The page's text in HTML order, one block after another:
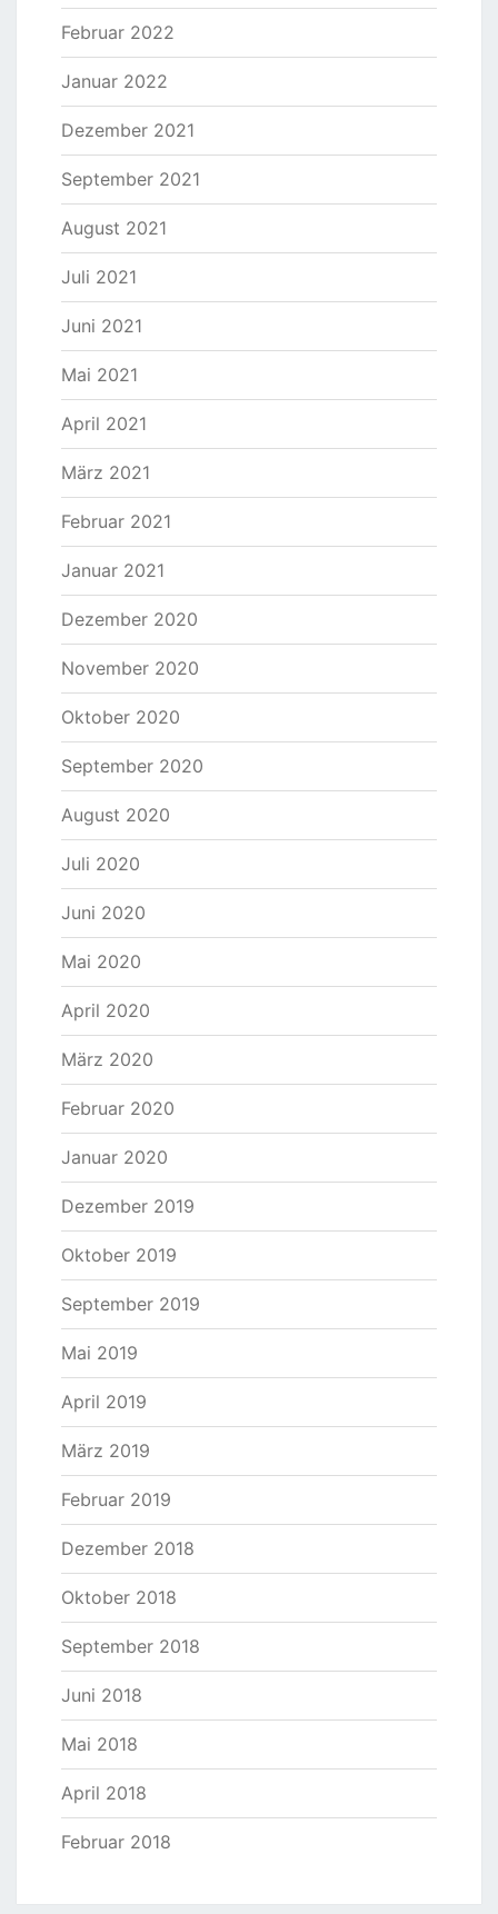
Februar 2022
Januar 2022
Dezember 2021
September 2021
August 2021
Juli 2021
Juni 2021
Mai 2021
April 2021
März 2021
Februar 2021
Januar 2021
Dezember 2020
November 2020
Oktober 2020
September 2020
August 2020
Juli 2020
Juni 2020
Mai 2020
April 2020
März 2020
Februar 2020
Januar 2020
Dezember 2019
Oktober 2019
September 2019
Mai 2019
April 2019
März 2019
Februar 2019
Dezember 2018
Oktober 2018
September 2018
Juni 2018
Mai 2018
April 2018
Februar 2018